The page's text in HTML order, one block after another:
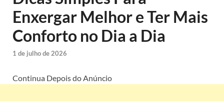
Enxergar Melhor e Ter Mais
Conforto no Dia a Dia
1 de julho de 2026
Continua Depois do Anúncio